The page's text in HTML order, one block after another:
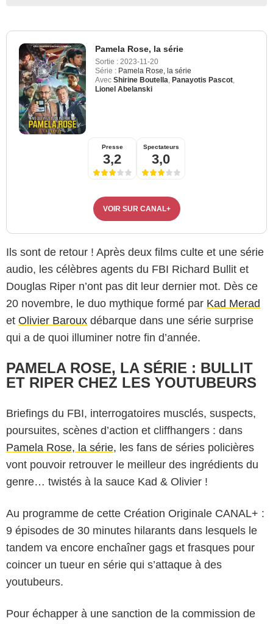
Pamela Rose, la série
Sortie : 2023-11-20
Série : Pamela Rose, la série
Avec Shirine Boutella Panayotis Pascot
Lionel Abelanski
Presse
3,2
Spectateurs
3,0
VOIR SUR CANAL+
Ils sont de retour ! Après deux films culte et une série
audio, les célèbres agents du FBI Richard Bullit et
Douglas Riper n’ont pas dit leur dernier mot. Dès ce
20 novembre, le duo mythique formé par Kad Merad
et Olivier Baroux débarque dans une série surprise
qui a de quoi illuminer notre fin d’année.
PAMELA ROSE, LA SÉRIE : BULLIT
ET RIPER CHEZ LES YOUTUBEURS
Briefings du FBI, interrogatoires musclés, suspects,
poursuites, scènes d’action et cliffhangers : dans
Pamela Rose, la série, les fans de séries policières
vont pouvoir retrouver le meilleur des ingrédients du
genre… twistés à la sauce Kad & Olivier !
Au programme de cette Création Originale CANAL+ :
9 épisodes de 30 minutes hilarants dans lesquels le
tandem va encore enchaîner gags et frasques pour
coincer un tueur en série qui s’attaque à des
youtubeurs.
Pour échapper à une sanction de la commission de